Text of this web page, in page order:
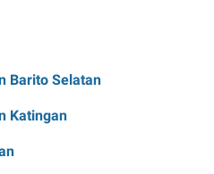
Barito Selatan
Katingan